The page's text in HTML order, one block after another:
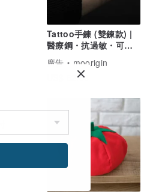
Tattoo手鍊 (雙鍊款) |
醫療鋼・抗過敏・可洗
澡
廣告
moorigin
US$ 52.56